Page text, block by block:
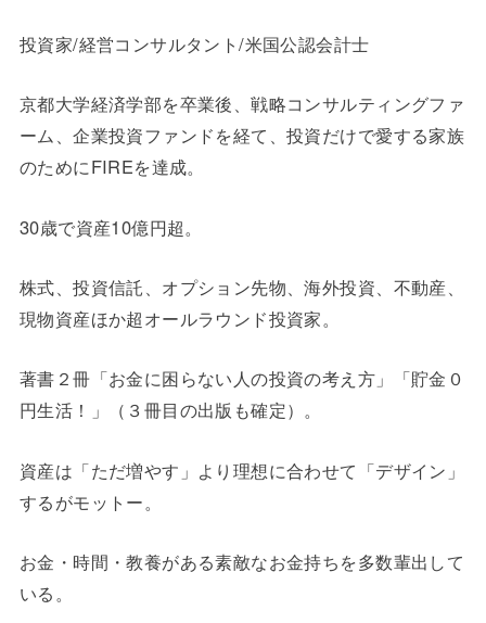
投資家/経営コンサルタント/米国公認会計士
京都大学経済学部を卒業後、戦略コンサルティングファ
ーム、企業投資ファンドを経て、投資だけで愛する家族
のためにFIREを達成。
30歳で資産10億円超。
株式、投資信託、オプション先物、海外投資、不動産、
現物資産ほか超オールラウンド投資家。
著書２冊「お金に困らない人の投資の考え方」「貯金０
円生活！」（３冊目の出版も確定）。
資産は「ただ増やす」より理想に合わせて「デザイン」
するがモットー。
お金・時間・教養がある素敵なお金持ちを多数輩出して
いる。